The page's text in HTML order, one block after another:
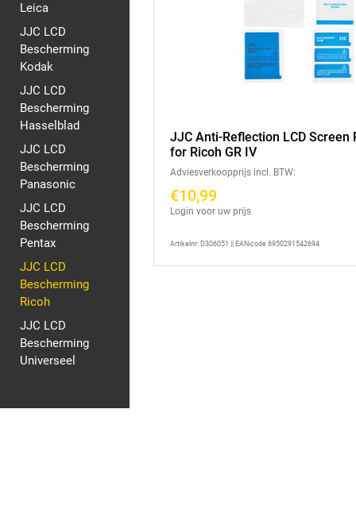
Leica
JJC LCD
Bescherming
Kodak
JJC LCD
Bescherming
Hasselblad
JJC LCD
Bescherming
Panasonic
JJC LCD
Bescherming
Pentax
JJC LCD
Bescherming
Ricoh
JJC LCD
Bescherming
Universeel
JJC Anti-Reflection LCD Screen
for Ricoh GR IV
Adviesverkoopprijs incl. BTW:
€10,99
Login voor uw prijs
Artikelnr: D306051 || EAN-code 6950291542694